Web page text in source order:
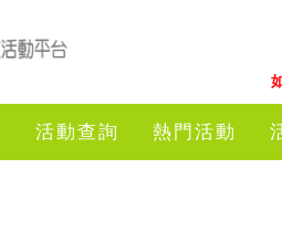
活動查詢 熱門活動